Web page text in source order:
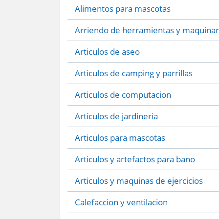
Alimentos para mascotas
Arriendo de herramientas y
Articulos de aseo
Articulos de camping y parrillas
Articulos de computacion
Articulos de jardineria
Articulos para mascotas
Articulos y artefactos para bano
Articulos y maquinas de ejercicios
Calefaccion y ventilacion